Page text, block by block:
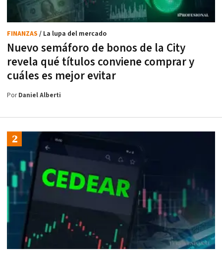
Nuevo semáforo de bonos de la City
revela qué títulos conviene comprar y
cuáles es mejor evitar
FINANZAS / La lupa del mercado
PorDaniel Alberti